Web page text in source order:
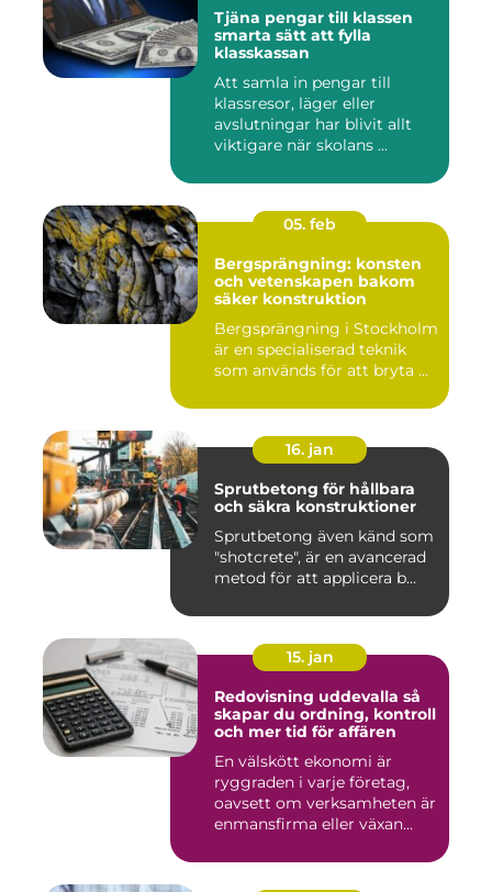
Tjäna pengar till klassen
smarta sätt att fylla
klasskassan
Att samla in pengar till
klassresor, läger eller
avslutningar har blivit allt
viktigare när skolans ...
05. feb
Bergsprängning: konsten
och vetenskapen bakom
säker konstruktion
Bergsprängning i Stockholm
är en specialiserad teknik
som används för att bryta ...
16. jan
Sprutbetong för hållbara
och säkra konstruktioner
Sprutbetong även känd som
"shotcrete", är en avancerad
metod för att applicera b...
15. jan
Redovisning uddevalla så
skapar du ordning, kontroll
och mer tid för affären
En välskött ekonomi är
ryggraden i varje företag,
oavsett om verksamheten är
enmansfirma eller växan...